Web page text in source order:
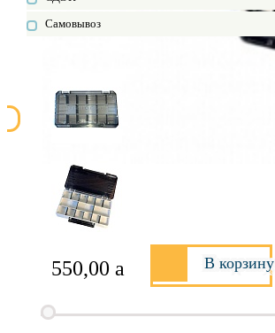
Самовывоз
550,00 a В корзину